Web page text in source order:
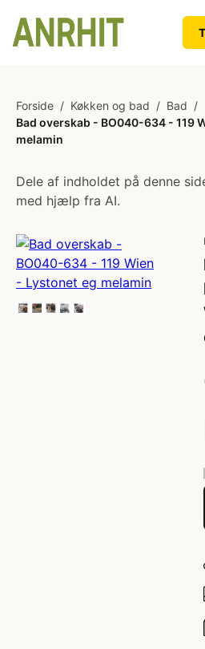
Forside / Køkken og bad / Bad /
Bad overskab - BO040-634 - 119
melamin
Dele af indholdet på denne
med hjælp fra AI.